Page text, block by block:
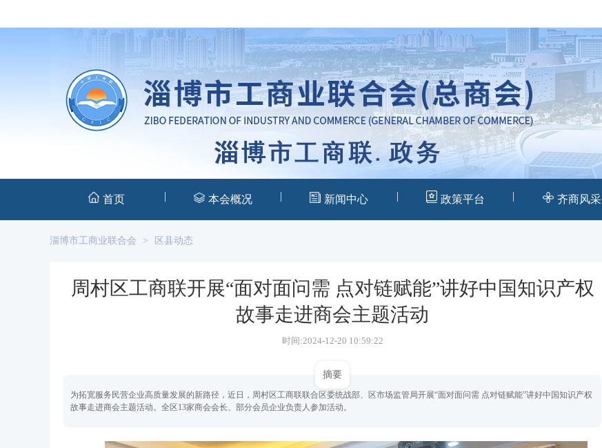
首页 | 本会概况 | 新闻中心 | 政策平台 | 齐商风采
淄博市工商业联合会 > 区县动态
周村区工商联开展“面对面问需 点对链赋能”讲好中国知识产权
故事走进商会主题活动
时间:2024-12-20 10:59:22
摘要
为拓宽服务民营企业高质量发展的新路径，近日，周村区工商联联合区委统战部、区市场监管局开展“面对面问需 点对链赋能”讲好中国知识产权
故事走进商会主题活动。全区13家商会会长、部分会员企业负责人参加活动。